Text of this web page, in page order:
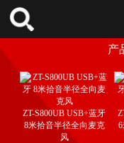
产
ZT-S800UB USB+蓝牙
8米拾音半径全向麦克
风